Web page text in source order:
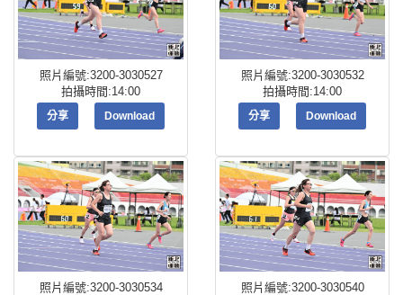
照片編號:3200-3030527
拍攝時間:14:00
分享 Download
照片編號:3200-3030532
拍攝時間:14:00
分享 Download
照片編號:3200-3030534
照片編號:3200-3030540